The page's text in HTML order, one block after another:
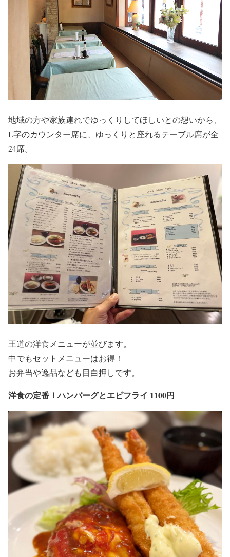
地域の方や家族連れでゆっくりしてほしいとの想いから、
L字のカウンター席に、ゆっくりと座れるテーブル席が全
24席。
王道の洋食メニューが並びます。
中でもセットメニューはお得！
お弁当や逸品なども目白押しです。
洋食の定番！ハンバーグとエビフライ 1100円